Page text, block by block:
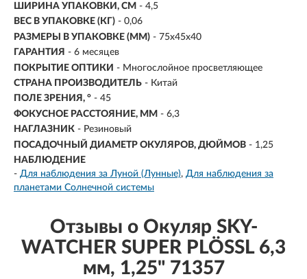
ШИРИНА УПАКОВКИ, СМ - 4,5
ВЕС В УПАКОВКЕ (КГ) - 0,06
РАЗМЕРЫ В УПАКОВКЕ (ММ) - 75х45х40
ГАРАНТИЯ - 6 месяцев
ПОКРЫТИЕ ОПТИКИ - Многослойное просветляющее
СТРАНА ПРОИЗВОДИТЕЛЬ - Китай
ПОЛЕ ЗРЕНИЯ, ° - 45
ФОКУСНОЕ РАССТОЯНИЕ, ММ - 6,3
НАГЛАЗНИК - Резиновый
ПОСАДОЧНЫЙ ДИАМЕТР ОКУЛЯРОВ, ДЮЙМОВ - 1,25
НАБЛЮДЕНИЕ
- Для наблюдения за Луной (Лунные) Для наблюдения за
планетами Солнечной системы
Отзывы о Окуляр SKY-
WATCHER SUPER PLÖSSL 6,3
мм, 1,25" 71357